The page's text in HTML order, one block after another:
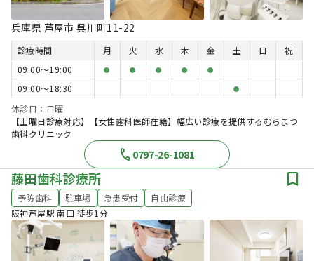
兵庫県 芦屋市 呉川町11-22
診療時間 月 火 水 木 金 土 日
祝
09:00〜19:00
● ● ● ● ●
09:00〜18:30 ●
休診日：日曜
【土曜日診療対応】【女性歯科医師在籍】幅広い診療を提供するむらまつ
歯科クリニック
0797-26-1081
藤田歯科診療所
予防歯科 駐車場 急患受付
自由診療
阪神芦屋駅 南口 徒歩1分